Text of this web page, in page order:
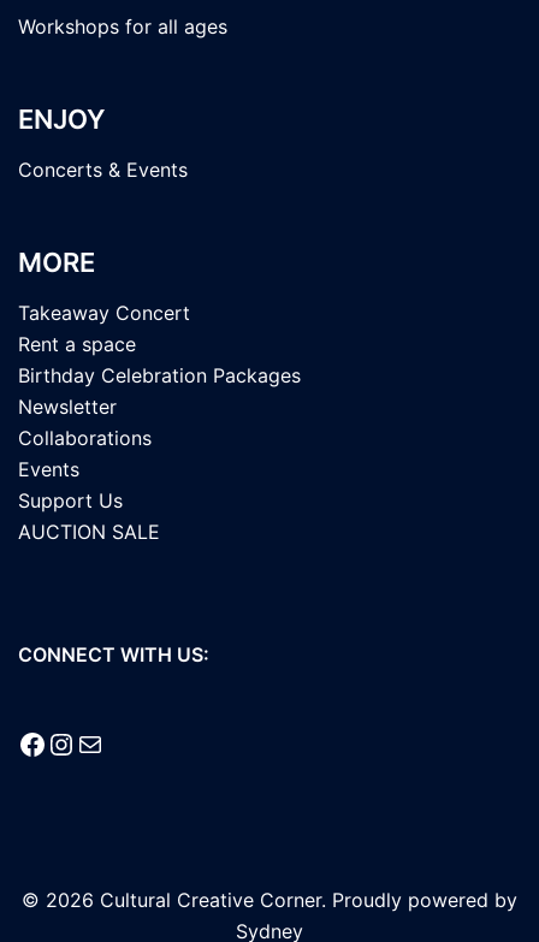
Workshops for all ages
ENJOY
Concerts & Events
MORE
Takeaway Concert
Rent a space
Birthday Celebration Packages
Newsletter
Collaborations
Events
Support Us
AUCTION SALE
CONNECT WITH US:
Facebook
Instagram
Mail
© 2026 Cultural Creative Corner. Proudly powered by
Sydney